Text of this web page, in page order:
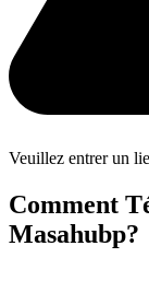
Veuillez entrer un
Comment
Masahubp?